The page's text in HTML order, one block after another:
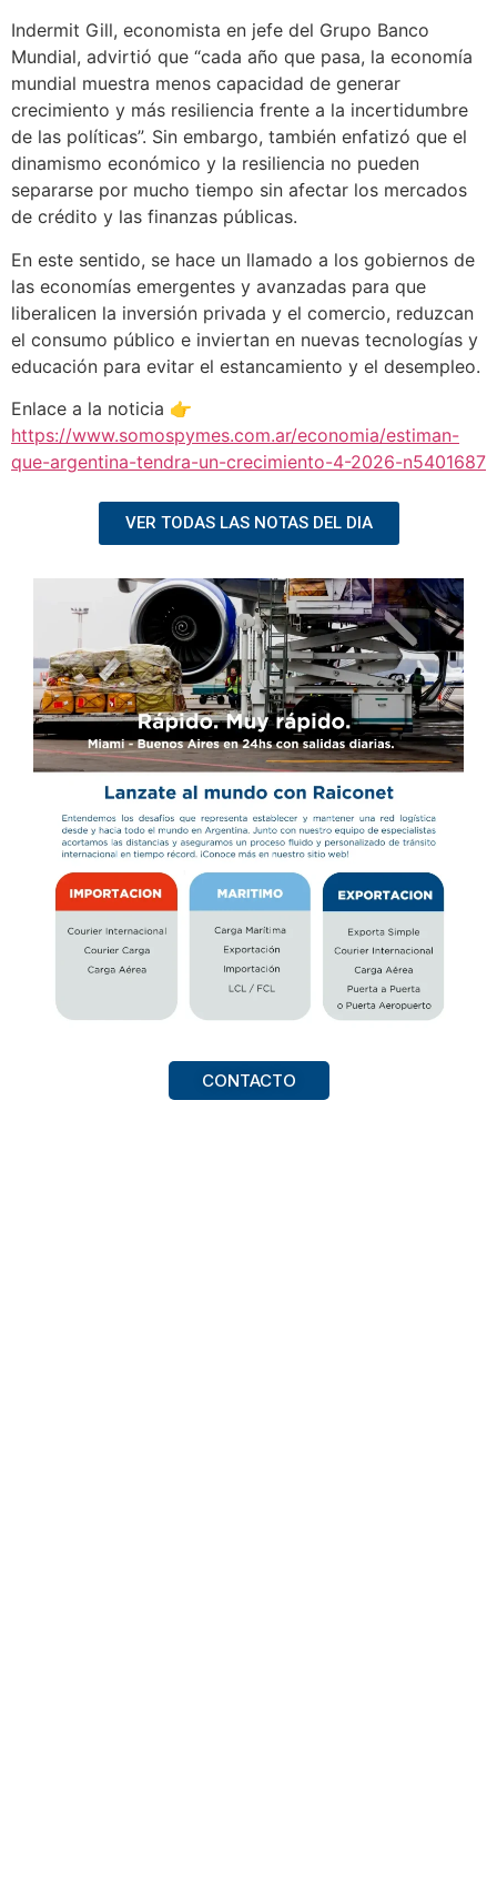
Indermit Gill, economista en jefe del Grupo Banco
Mundial, advirtió que “cada año que pasa, la economía
mundial muestra menos capacidad de generar
crecimiento y más resiliencia frente a la incertidumbre
de las políticas”. Sin embargo, también enfatizó que el
dinamismo económico y la resiliencia no pueden
separarse por mucho tiempo sin afectar los mercados
de crédito y las finanzas públicas.
En este sentido, se hace un llamado a los gobiernos de
las economías emergentes y avanzadas para que
liberalicen la inversión privada y el comercio, reduzcan
el consumo público e inviertan en nuevas tecnologías y
educación para evitar el estancamiento y el desempleo.
Enlace a la noticia 👉
https://www.somospymes.com.ar/economia/estiman-
que-argentina-tendra-un-crecimiento-4-2026-n5401687
VER TODAS LAS NOTAS DEL DIA
CONTACTO